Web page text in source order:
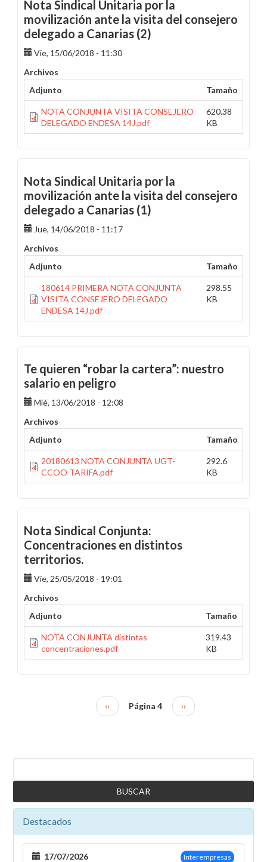
Nota Sindical Unitaria por la
movilización ante la visita del consejero
delegado a Canarias (2)
Vie, 15/06/2018 - 11:30
Archivos
Adjunto
Tamaño
NOTA CONJUNTA VISITA CONSEJERO
DELEGADO ENDESA 14J.pdf
620.38
KB
Nota Sindical Unitaria por la
movilización ante la visita del consejero
delegado a Canarias (1)
Jue, 14/06/2018 - 11:17
Archivos
Adjunto
Tamaño
180614 PRIMERA NOTA CONJUNTA
VISITA CONSEJERO DELEGADO
ENDESA 14J.pdf
298.55
KB
Te quieren “robar la cartera”: nuestro
salario en peligro
Mié, 13/06/2018 - 12:08
Archivos
Adjunto
Tamaño
20180613 NOTA CONJUNTA UGT-
CCOO TARIFA.pdf
292.6
KB
Nota Sindical Conjunta:
Concentraciones en distintos
territorios.
Vie, 25/05/2018 - 19:01
Archivos
Adjunto
Tamaño
NOTA CONJUNTA distintas
concentraciones.pdf
319.43
KB
Página
anterior
‹‹ Página 4
Siguiente
página
››
Destacados
Interempresas
17/07/2026